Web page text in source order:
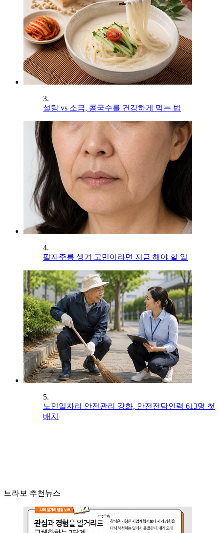
3.
설탕 vs 소금, 콩국수를 건강하게 먹는 법
4.
팔자주름 생겨 고민이라면 지금 해야 할 일
5.
노인일자리 안전관리 강화, 안전전담인력 613명 첫
배치
브라보 추천뉴스